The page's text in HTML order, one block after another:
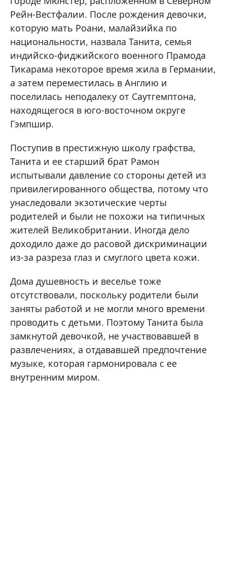
Рейн-Вестфалии. После рождения девочки,
которую мать Роани, малайзийка по
национальности, назвала Танита, семья
индийско-фиджийского военного Прамода
Тикарама некоторое время жила в Германии,
а затем переместилась в Англию и
поселилась неподалеку от Саутгемптона,
находящегося в юго-восточном округе
Гэмпшир.
Поступив в престижную школу графства,
Танита и ее старший брат Рамон
испытывали давление со стороны детей из
привилегированного общества, потому что
унаследовали экзотические черты
родителей и были не похожи на типичных
жителей Великобритании. Иногда дело
доходило даже до расовой дискриминации
из-за разреза глаз и смуглого цвета кожи.
Дома душевность и веселье тоже
отсутствовали, поскольку родители были
заняты работой и не могли много времени
проводить с детьми. Поэтому Танита была
замкнутой девочкой, не участвовавшей в
развлечениях, а отдававшей предпочтение
музыке, которая гармонировала с ее
внутренним миром.